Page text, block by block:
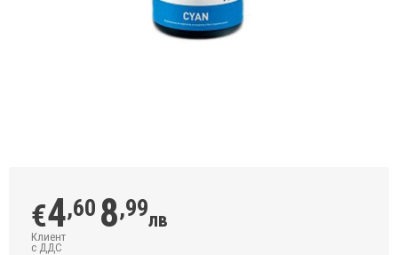
€4,60 8,99лв
Клиент
с ДДС